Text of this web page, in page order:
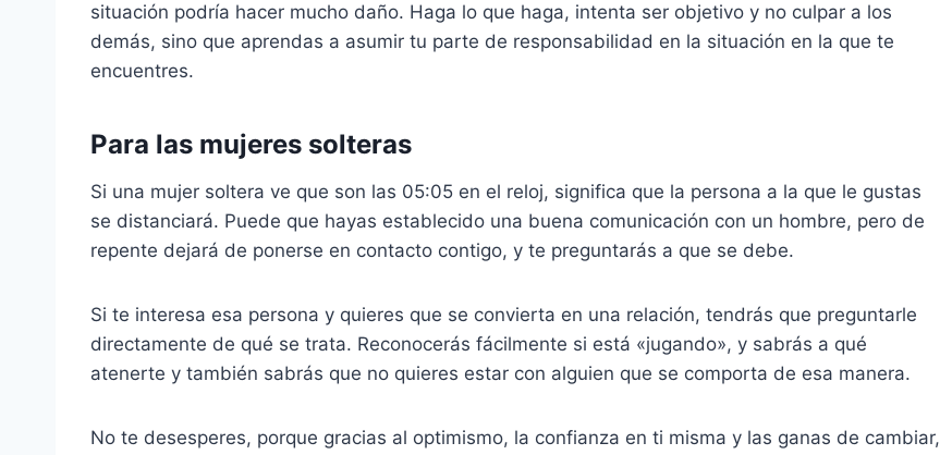
situación podría hacer mucho daño. Haga lo que haga, intenta ser objetivo y no culpar a los
demás, sino que aprendas a asumir tu parte de responsabilidad en la situación en la que te
encuentres.
Para las mujeres solteras
Si una mujer soltera ve que son las 05:05 en el reloj, significa que la persona a la que le gustas
se distanciará. Puede que hayas establecido una buena comunicación con un hombre, pero de
repente dejará de ponerse en contacto contigo, y te preguntarás a que se debe.
Si te interesa esa persona y quieres que se convierta en una relación, tendrás que preguntarle
directamente de qué se trata. Reconocerás fácilmente si está «jugando», y sabrás a qué
atenerte y también sabrás que no quieres estar con alguien que se comporta de esa manera.
No te desesperes, porque gracias al optimismo, la confianza en ti misma y las ganas de cambiar,